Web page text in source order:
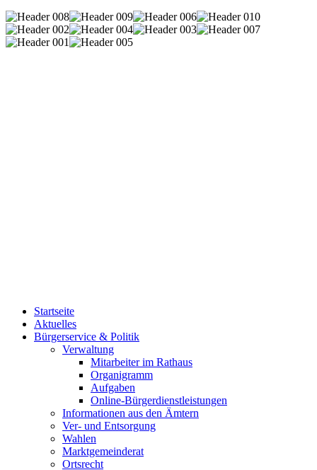
Startseite
Aktuelles
Bürgerservice & Politik
Verwaltung
Mitarbeiter im Rathaus
Organigramm
Aufgaben
Online-Bürgerdienstleistungen
Informationen aus den Ämtern
Ver- und Entsorgung
Wahlen
Marktgemeinderat
Ortsrecht